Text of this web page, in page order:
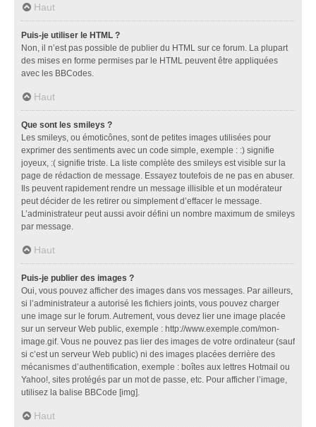
Haut
Puis-je utiliser le HTML ?
Non, il n’est pas possible de publier du HTML sur ce forum. La plupart
des mises en forme permises par le HTML peuvent être appliquées
avec les BBCodes.
Haut
Que sont les smileys ?
Les smileys, ou émoticônes, sont de petites images utilisées pour
exprimer des sentiments avec un code simple, exemple : :) signifie
joyeux, :( signifie triste. La liste complète des smileys est visible sur la
page de rédaction de message. Essayez toutefois de ne pas en abuser.
Ils peuvent rapidement rendre un message illisible et un modérateur
peut décider de les retirer ou simplement d’effacer le message.
L’administrateur peut aussi avoir défini un nombre maximum de smileys
par message.
Haut
Puis-je publier des images ?
Oui, vous pouvez afficher des images dans vos messages. Par ailleurs,
si l’administrateur a autorisé les fichiers joints, vous pouvez charger
une image sur le forum. Autrement, vous devez lier une image placée
sur un serveur Web public, exemple : http://www.exemple.com/mon-
image.gif. Vous ne pouvez pas lier des images de votre ordinateur (sauf
si c’est un serveur Web public) ni des images placées derrière des
mécanismes d’authentification, exemple : boîtes aux lettres Hotmail ou
Yahoo!, sites protégés par un mot de passe, etc. Pour afficher l’image,
utilisez la balise BBCode [img].
Haut